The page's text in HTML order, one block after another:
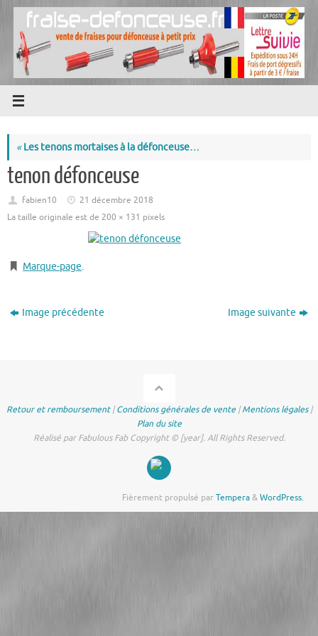
Passer
contenu
«Les tenons mortaises à la défonceuse…
tenon défonceuse
fabien10
21 décembre 2018
La taille originale est de 200 × 131 pixels
Marque-page.
Image précédente Image suivante
Retour et remboursement|Conditions générales de vente|Mentions légales|
Plan du site
Réalisé par Fabulous Fab Copyright © [year]. All Rights Reserved.
Fièrement propulsé parTempera&WordPress.